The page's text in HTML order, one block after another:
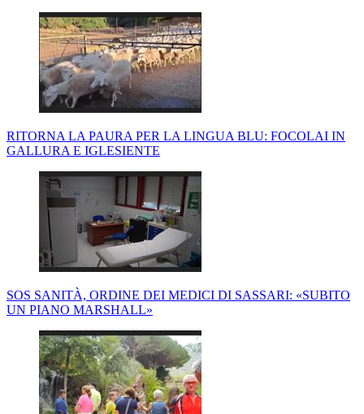
RITORNA LA PAURA PER LA LINGUA BLU: FOCOLAI IN
GALLURA E IGLESIENTE
SOS SANITÀ, ORDINE DEI MEDICI DI SASSARI: «SUBITO
UN PIANO MARSHALL»